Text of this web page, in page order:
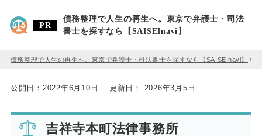
債務整理で人生の再生へ。東京で弁護士・司法
書士を探すなら【SAISEInavi】
債務整理で人生の再生へ。東京で弁護士・司法書士を探すなら【SAISEInavi】 »
公開日： 2022年6月10日 ｜更新日： 2026年3月5日
吉祥寺本町法律事務所